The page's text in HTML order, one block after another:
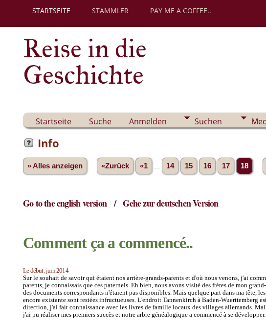
STARTSEITE STAMMLER PAY ME A COFFEE..
Reise in die
Geschichte
Startseite Suche Anmelden Suchen
Info
» Alles anzeigen «Zurück «1 14 15 16 17 18
Go to the english version/Gehe zur deutschen Version
Comment ça a commencé..
Le début: juin 2014
Sur le souhait de savoir qui étaient nos arrière-grands-parents et d'où nous venons, j'ai
parents, je connaissais que ces paternels. Eh bien, nous avons visité des frères de mon
des documents correspondants n'étaient pas disponibles. Mais quelque part dans ma tête,
encore existante sont restées infructueuses. L'endroit Tannenkirch à Baden-Wuerttemberg
direction, j'ai fait connaissance avec les livres de famille locaux des villages allemands.
j'ai pu réaliser mes premiers succès et notre arbre généalogique a commencé à se développer.